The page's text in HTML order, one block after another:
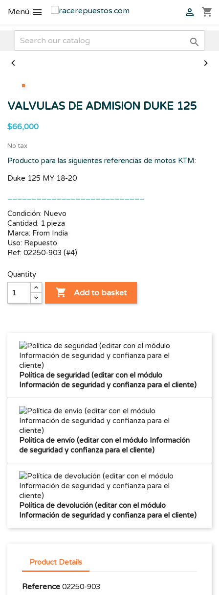
Menú  shopping_cart




VALVULAS DE ADMISION DUKE 125
$66,000
No tax
Producto para las siguientes referencias de motos KTM:
Duke 125 MY 18-20
Condición: Nuevo
Cantidad: 1 pieza
Marca: From India
Uso: Repuesto
Ref: 02250-903 (#4)
Quantity
 Add to basket
Política de seguridad (editar con el módulo
Información de seguridad y confianza para el cliente)
Política de envío (editar con el módulo Información
de seguridad y confianza para el cliente)
Política de devolución (editar con el módulo
Información de seguridad y confianza para el cliente)
Product Details
Reference 02250-903